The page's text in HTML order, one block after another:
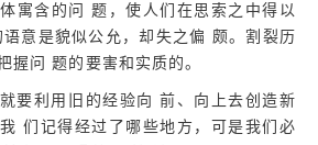
寓含的问 题，使人们在思索之中得以
意是貌似公允，却失之偏 颇。割裂历
握问 题的要害和实质的。
要利用旧的经验向 前、向上去创造新
们记得经过了哪些地方，可是我们必